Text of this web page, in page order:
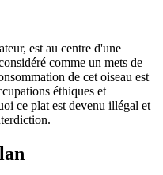
est au centre d'une
comme un mets de
de cet oiseau est
éthiques et
ce plat est devenu illégal et